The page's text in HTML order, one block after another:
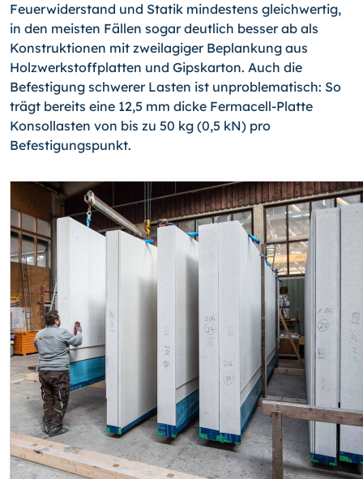
Feuerwiderstand und Statik mindestens gleichwertig,
in den meisten Fällen sogar deutlich besser ab als
Konstruktionen mit zweilagiger Beplankung aus
Holzwerkstoffplatten und Gipskarton. Auch die
Befestigung schwerer Lasten ist unproblematisch: So
trägt bereits eine 12,5 mm dicke Fermacell-Platte
Konsollasten von bis zu 50 kg (0,5 kN) pro
Befestigungspunkt.